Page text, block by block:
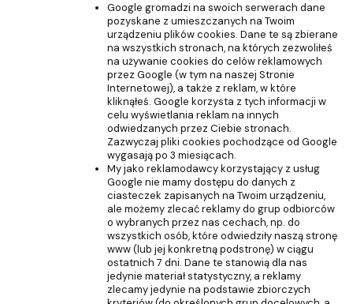
Google gromadzi na swoich serwerach dane
pozyskane z umieszczanych na Twoim
urządzeniu plików cookies. Dane te są zbierane
na wszystkich stronach, na których zezwoliłeś
na używanie cookies do celów reklamowych
przez Google (w tym na naszej Stronie
Internetowej), a także z reklam, w które
kliknąłeś. Google korzysta z tych informacji w
celu wyświetlania reklam na innych
odwiedzanych przez Ciebie stronach.
Zazwyczaj pliki cookies pochodzące od Google
wygasają po 3 miesiącach.
My jako reklamodawcy korzystający z usług
Google nie mamy dostępu do danych z
ciasteczek zapisanych na Twoim urządzeniu,
ale możemy zlecać reklamy do grup odbiorców
o wybranych przez nas cechach, np. do
wszystkich osób, które odwiedziły naszą stronę
www (lub jej konkretną podstronę) w ciągu
ostatnich 7 dni. Dane te stanowią dla nas
jedynie materiał statystyczny, a reklamy
zlecamy jedynie na podstawie zbiorczych